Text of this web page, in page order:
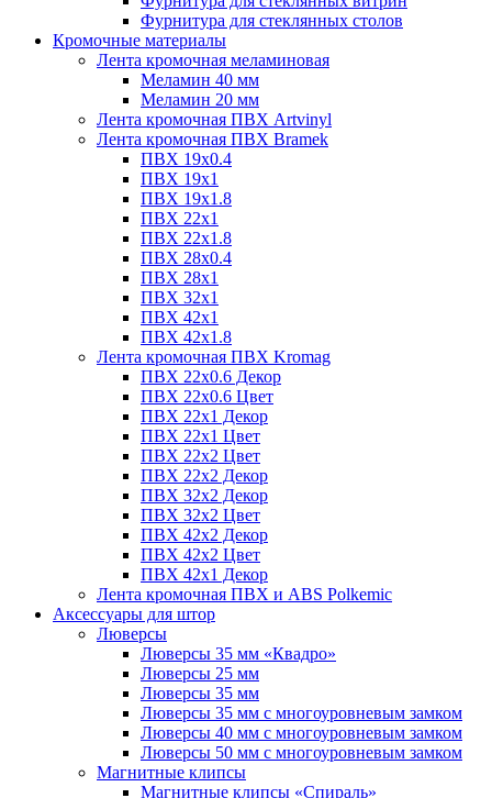
Фурнитура для стеклянных столов
Кромочные материалы
Лента кромочная меламиновая
Меламин 40 мм
Меламин 20 мм
Лента кромочная ПВХ Artvinyl
Лента кромочная ПВХ Bramek
ПВХ 19x0.4
ПВХ 19х1
ПВХ 19х1.8
ПВХ 22х1
ПВХ 22х1.8
ПВХ 28х0.4
ПВХ 28х1
ПВХ 32x1
ПВХ 42х1
ПВХ 42х1.8
Лента кромочная ПВХ Kromag
ПВХ 22x0.6 Декор
ПВХ 22x0.6 Цвет
ПВХ 22x1 Декор
ПВХ 22x1 Цвет
ПВХ 22x2 Цвет
ПВХ 22x2 Декор
ПВХ 32x2 Декор
ПВХ 32x2 Цвет
ПВХ 42x2 Декор
ПВХ 42x2 Цвет
ПВХ 42x1 Декор
Лента кромочная ПВХ и ABS Polkemic
Аксессуары для штор
Люверсы
Люверсы 35 мм «Квадро»
Люверсы 25 мм
Люверсы 35 мм
Люверсы 35 мм с многоуровневым замком
Люверсы 40 мм с многоуровневым замком
Люверсы 50 мм с многоуровневым замком
Магнитные клипсы
Магнитные клипсы «Спираль»